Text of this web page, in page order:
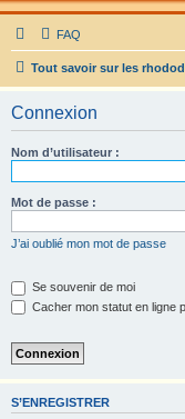
FAQ
Tout savoir sur les
Connexion
Nom d’utilisateur :
Mot de passe :
J’ai oublié mon mot de passe
Se souvenir de moi
Cacher mon statut en ligne
S’ENREGISTRER